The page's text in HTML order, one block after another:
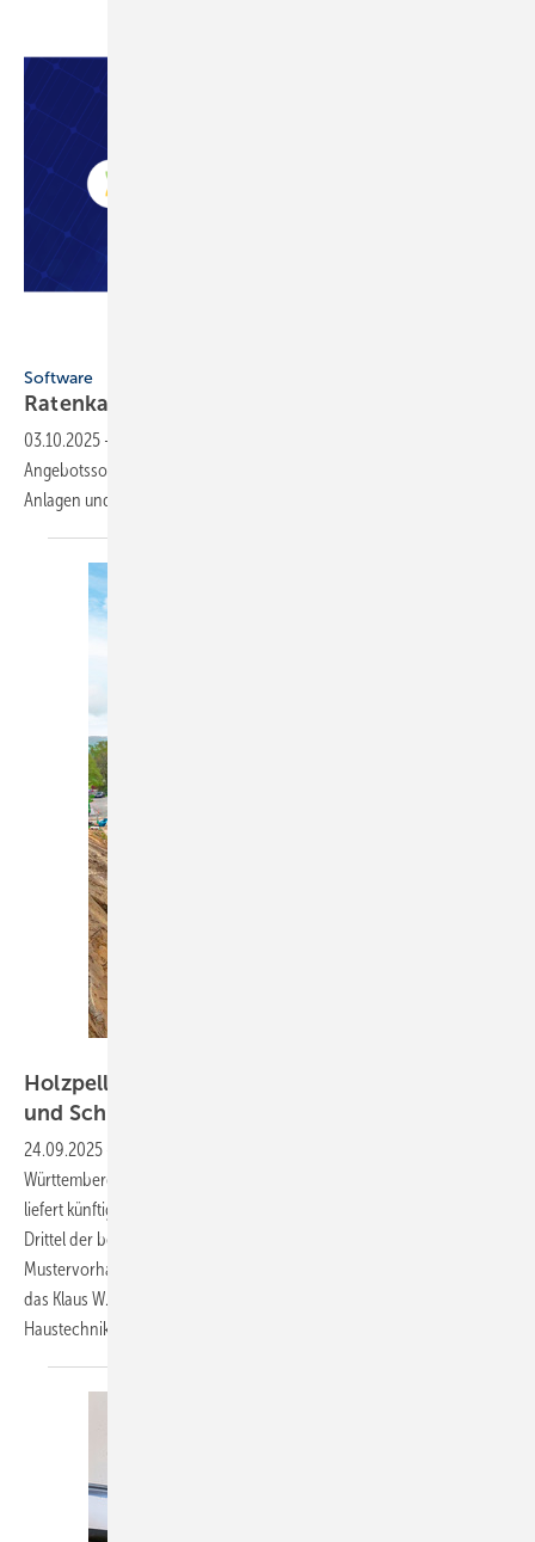
Software
Ratenkauf in Angebotssoftware
03.10.2025 -
Angebotssoftware – ein neuer Standard für den Vertrieb von PV-
Anlagen und
Holzpellets sichern die Grundlast im Kloster
und Schloss
24.09.2025
Württemberg, wie die Wärmewende gelingen kann: Statt fossilem Gas
liefert künftig ein Mix aus Holzpellets und erneuerbarer Energie zwei
Drittel der benötigten Wärme. Das Pilotprojekt ist das erste von zehn
Mustervorhaben des Bundeslandes auf dem Weg zur Klimaneutralität,
das Klaus W. König, Fachjournalist für ressourcensc honende
Haustechnik,